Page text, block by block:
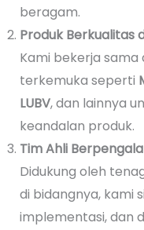
beragam.
Produk Berkualitas
Kami bekerja
terkemuka seperti
LUBV, dan lainnya
keandalan produk.
Tim Ahli
Didukung oleh
di bidangnya, kami
implementasi, dan